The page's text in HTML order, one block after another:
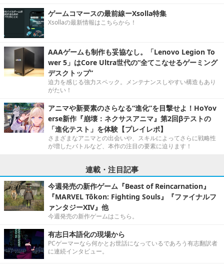
ゲームコマースの最前線ーXsolla特集
Xsollaの最新情報はこちらから！
AAAゲームも制作も妥協なし。「Lenovo Legion To
wer 5」はCore Ultra世代の“全てこなせるゲーミング
デスクトップ”
迫力を感じる強力スペック。メンテナンスしやすい構造もあり
がたい！
アニマや新要素のさらなる“進化”を目撃せよ！HoYov
erse新作『崩壊：ネクサスアニマ』第2回βテストの
「進化テスト」を体験【プレイレポ】
さまざまなアニマとの出会いや、スキルによってさらに戦略性
が増したバトルなど、本作の注目の要素に迫ります！
連載・注目記事
今週発売の新作ゲーム『Beast of Reincarnation』
『MARVEL Tōkon: Fighting Souls』『ファイナルフ
ァンタジーXIV』他
今週発売の新作ゲームはこちら。
有志日本語化の現場から
PCゲーマーなら何かとお世話になっているであろう有志翻訳者
に連続インタビュー。